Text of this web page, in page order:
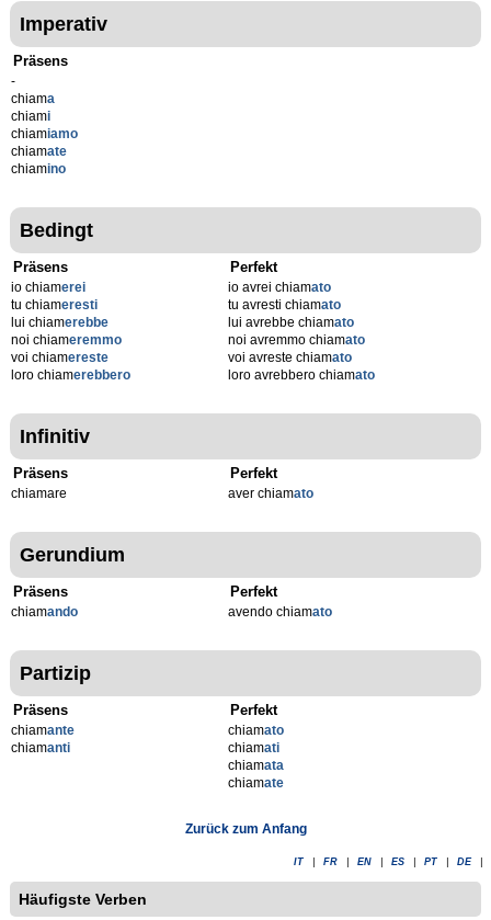
Imperativ
Präsens
-
chiama
chiami
chiamiamo
chiamate
chiamino
Bedingt
Präsens
io chiamerei
tu chiameresti
lui chiamerebbe
noi chiameremmo
voi chiamereste
loro chiamerebbero
Perfekt
io avrei chiamato
tu avresti chiamato
lui avrebbe chiamato
noi avremmo chiamato
voi avreste chiamato
loro avrebbero chiamato
Infinitiv
Präsens
chiamare
Perfekt
aver chiamato
Gerundium
Präsens
chiamando
Perfekt
avendo chiamato
Partizip
Präsens
chiamante
chiamanti
Perfekt
chiamato
chiamati
chiamata
chiamate
Zurück zum Anfang
IT FR EN ES PT DE
Häufigste Verben